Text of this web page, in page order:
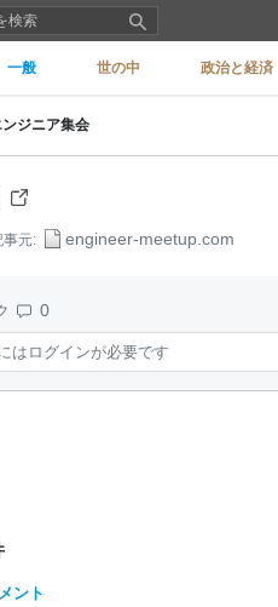
一般 世の中 政治と経済
ンジニア集会
事元: engineer-meetup.com
0
はログインが必要です
ント